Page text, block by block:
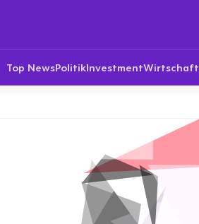
Top NewsPolitikInvestmentWirtschaft